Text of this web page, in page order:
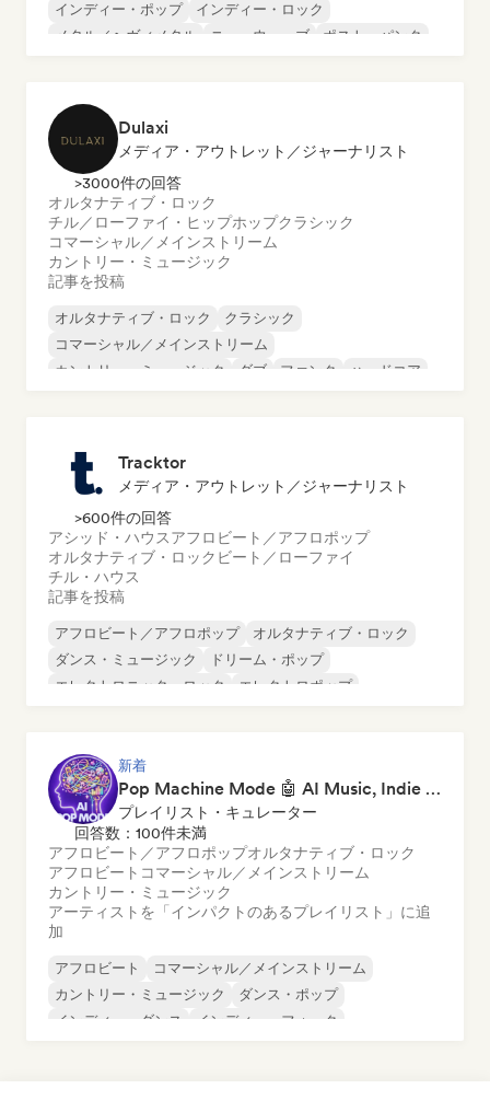
インディー・ポップ
インディー・ロック
メタル／ヘヴィメタル
ニューウェーブ
ポスト・パンク
Dulaxi
メディア・アウトレット／ジャーナリスト
>3000件の回答
オルタナティブ・ロック
チル／ローファイ・ヒップホップクラシック
コマーシャル／メインストリーム
カントリー・ミュージック
記事を投稿
オルタナティブ・ロック
クラシック
コマーシャル／メインストリーム
カントリー・ミュージック
ダブ ファンク
ハードコア
Tracktor
メディア・アウトレット／ジャーナリスト
>600件の回答
アシッド・ハウスアフロビート／アフロポップ
オルタナティブ・ロック ビート／ローファイ
チル・ハウス
記事を投稿
アフロビート／アフロポップ
オルタナティブ・ロック
ダンス・ミュージック
ドリーム・ポップ
エレクトロニック・ロック
エレクトロポップ
新着
Pop Machine Mode 🤖 AI Music, Indie Pop & Dream Pop
プレイリスト・キュレーター
回答数：100件未満
アフロビート／アフロポップオルタナティブ・ロック
アフロビート コマーシャル／メインストリーム
カントリー・ミュージック
アーティストを「インパクトのあるプレイリスト」に追
加
アフロビート
コマーシャル／メインストリーム
カントリー・ミュージック
ダンス・ポップ
インディー・ダンス
インディー・フォーク